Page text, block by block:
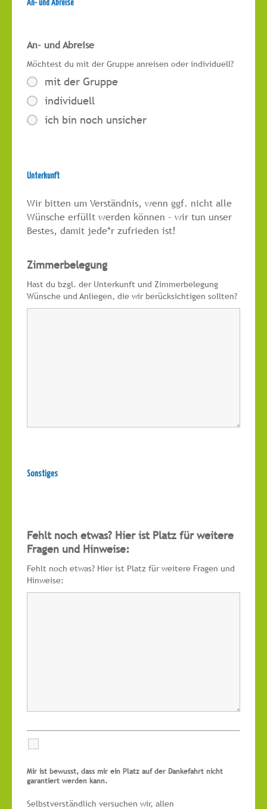
An- und Abreise
An- und Abreise
mit der Gruppe
individuell
ich bin noch unsicher
Möchtest du mit der Gruppe anreisen oder individuell?
Unterkunft
Wir bitten um Verständnis, wenn ggf. nicht alle
Wünsche erfüllt werden können - wir tun unser
Bestes, damit jede*r zufrieden ist!
Zimmerbelegung
Hast du bzgl. der Unterkunft und Zimmerbelegung
Wünsche und Anliegen, die wir berücksichtigen sollten?
Sonstiges
Fehlt noch etwas? Hier ist Platz für weitere
Fragen und Hinweise:
Fehlt noch etwas? Hier ist Platz für weitere Fragen und
Hinweise:
Mir ist bewusst, dass mir ein Platz auf der Dankefahrt nicht
garantiert werden kann.
Selbstverständlich versuchen wir, allen